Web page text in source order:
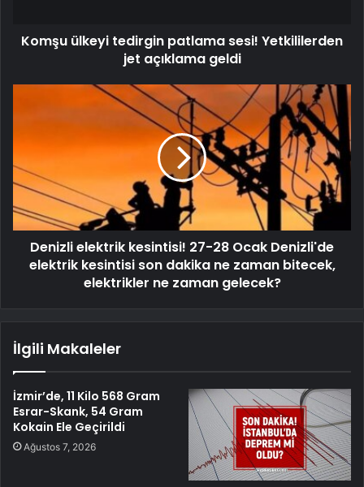
Komşu ülkeyi tedirgin patlama sesi! Yetkililerden
jet açıklama geldi
Denizli elektrik kesintisi! 27-28 Ocak Denizli'de
elektrik kesintisi son dakika ne zaman bitecek,
elektrikler ne zaman gelecek?
İlgili Makaleler
İzmir’de, 11 Kilo 568 Gram
Esrar-Skank, 54 Gram
Kokain Ele Geçirildi
Ağustos 7, 2026